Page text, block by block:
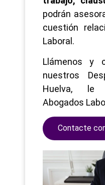
podrán
cuestión
Laboral.
Llámenos y
nuestros
Huelva, le
Abogados
Contacte